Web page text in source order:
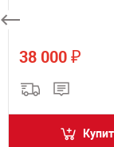
38 000 ₽